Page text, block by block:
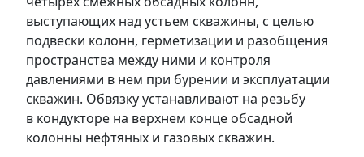
выступающих над устьем скважины, с целью
подвески колонн, герметизации и разобщения
пространства между ними и контроля
давлениями в нем при бурении и эксплуатации
скважин. Обвязку устанавливают на резьбу
в кондукторе на верхнем конце обсадной
колонны нефтяных и газовых скважин.